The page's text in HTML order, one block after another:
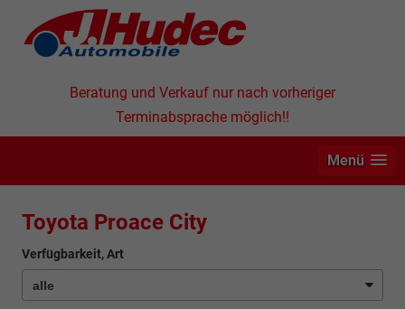
Beratung und Verkauf nur nach vorheriger
Terminabsprache möglich!!
Menü
Toyota Proace City
Verfügbarkeit, Art